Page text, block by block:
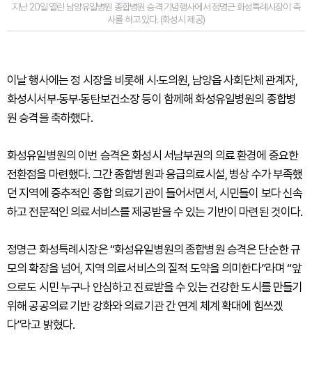
지난 20일 열린 남양유일병원 종합병원 승격 기념행사에서 정명근 화성특례시장이 축
사를 하고 있다. (화성시 제공)
이날 행사에는 정 시장을 비롯해 시·도의원, 남양읍 사회단체 관계자,
화성시서부·동부·동탄보건소장 등이 함께해 화성유일병원의 종합병
원 승격을 축하했다.
화성유일병원의 이번 승격은 화성시 서남부권의 의료 환경에 중요한
전환점을 마련했다. 그간 종합병원과 응급의료시설, 병상 수가 부족했
던 지역에 중추적인 종합 의료기관이 들어서면서, 시민들이 보다 신속
하고 전문적인 의료서비스를 제공받을 수 있는 기반이 마련된 것이다.
정명근 화성특례시장은 “화성유일병원의 종합병원 승격은 단순한 규
모의 확장을 넘어, 지역 의료서비스의 질적 도약을 의미한다”라며 “앞
으로도 시민 누구나 안심하고 진료받을 수 있는 건강한 도시를 만들기
위해 공공의료 기반 강화와 의료기관 간 연계 체계 확대에 힘쓰겠
다”라고 밝혔다.